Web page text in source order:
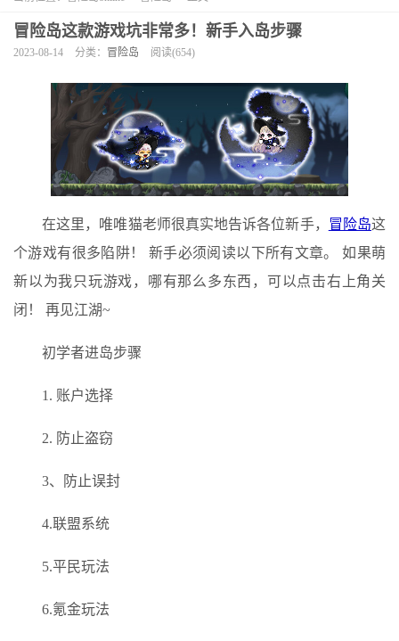
冒险岛这款游戏坑非常多！新手入岛步骤
2023-08-14 分类： 冒险岛 阅读(654)
在这里，唯唯猫老师很真实地告诉各位新手， 冒险岛这
个游戏有很多陷阱！ 新手必须阅读以下所有文章。 如果萌
新以为我只玩游戏，哪有那么多东西，可以点击右上角关
闭！ 再见江湖~
初学者进岛步骤
1. 账户选择
2. 防止盗窃
3、防止误封
4.联盟系统
5.平民玩法
6.氪金玩法